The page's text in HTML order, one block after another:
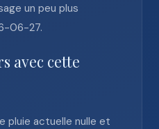
un peu plus
06-27.
avec cette
pluie actuelle nulle et